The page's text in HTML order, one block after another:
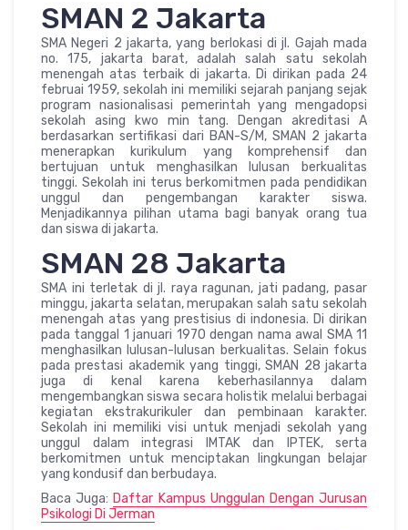
SMAN 2 Jakarta
SMA Negeri 2 jakarta, yang berlokasi di jl. Gajah mada
no. 175, jakarta barat, adalah salah satu sekolah
menengah atas terbaik di jakarta. Di dirikan pada 24
februai 1959, sekolah ini memiliki sejarah panjang sejak
program nasionalisasi pemerintah yang mengadopsi
sekolah asing kwo min tang. Dengan akreditasi A
berdasarkan sertifikasi dari BAN-S/M, SMAN 2 jakarta
menerapkan kurikulum yang komprehensif dan
bertujuan untuk menghasilkan lulusan berkualitas
tinggi. Sekolah ini terus berkomitmen pada pendidikan
unggul dan pengembangan karakter siswa.
Menjadikannya pilihan utama bagi banyak orang tua
dan siswa di jakarta.
SMAN 28 Jakarta
SMA ini terletak di jl. raya ragunan, jati padang, pasar
minggu, jakarta selatan, merupakan salah satu sekolah
menengah atas yang prestisius di indonesia. Di dirikan
pada tanggal 1 januari 1970 dengan nama awal SMA 11
menghasilkan lulusan-lulusan berkualitas. Selain fokus
pada prestasi akademik yang tinggi, SMAN 28 jakarta
juga di kenal karena keberhasilannya dalam
mengembangkan siswa secara holistik melalui berbagai
kegiatan ekstrakurikuler dan pembinaan karakter.
Sekolah ini memiliki visi untuk menjadi sekolah yang
unggul dalam integrasi IMTAK dan IPTEK, serta
berkomitmen untuk menciptakan lingkungan belajar
yang kondusif dan berbudaya.
Baca Juga: Daftar Kampus Unggulan Dengan Jurusan
Psikologi Di Jerman